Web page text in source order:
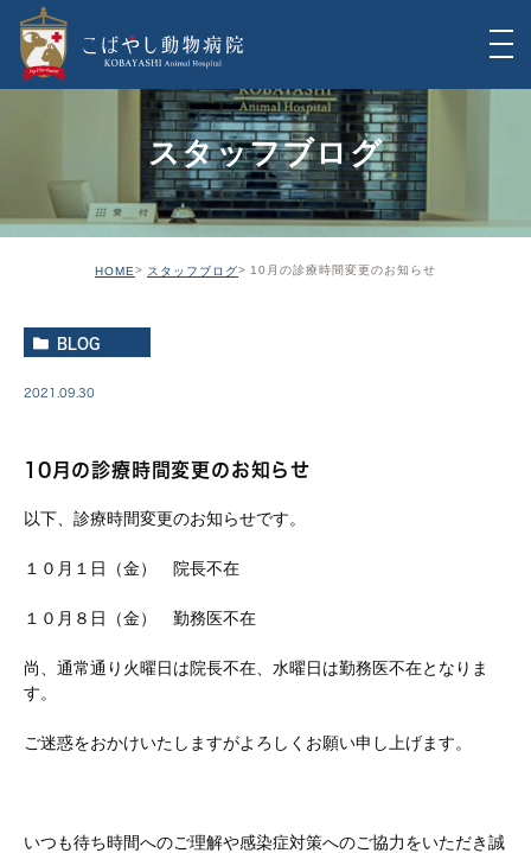
スタッフブログ
HOME スタッフブログ 10月の診療時間変更のお知らせ
BLOG
2021.09.30
10月の診療時間変更のお知らせ
以下、診療時間変更のお知らせです。
１０月１日（金） 院長不在
１０月８日（金） 勤務医不在
尚、通常通り火曜日は院長不在、水曜日は勤務医不在となりま
す。
ご迷惑をおかけいたしますがよろしくお願い申し上げます。
いつも待ち時間へのご理解や感染症対策へのご協力をいただき誠